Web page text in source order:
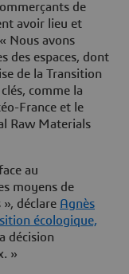
de
avoir lieu et
Nous avons
des espaces, dont
de la Transition
comme la
France et le
Raw Materials
au
moyens de
», déclare Agnès
on écologique,
décision
»